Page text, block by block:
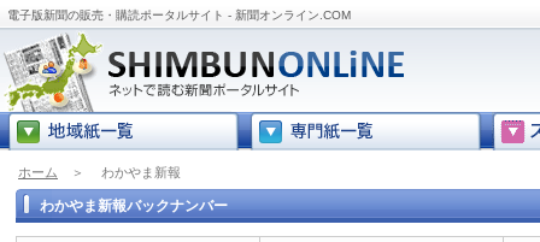
電子版新聞の販売・購読ポータルサイト - 新聞オンライン.COM
ホーム ＞ わかやま新報
わかやま新報バックナンバー